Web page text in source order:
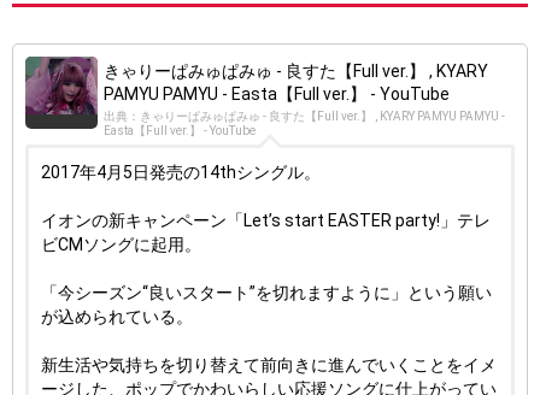
きゃりーぱみゅぱみゅ - 良すた【Full ver.】 , KYARY
PAMYU PAMYU - Easta【Full ver.】 - YouTube
出典：きゃりーぱみゅぱみゅ - 良すた【Full ver.】 , KYARY PAMYU PAMYU -
Easta【Full ver.】 - YouTube
2017年4月5日発売の14thシングル。
イオンの新キャンペーン「Let’s start EASTER party!」テレ
ビCMソングに起用。
「今シーズン“良いスタート”を切れますように」という願い
が込められている。
新生活や気持ちを切り替えて前向きに進んでいくことをイメ
ージした、ポップでかわいらしい応援ソングに仕上がってい